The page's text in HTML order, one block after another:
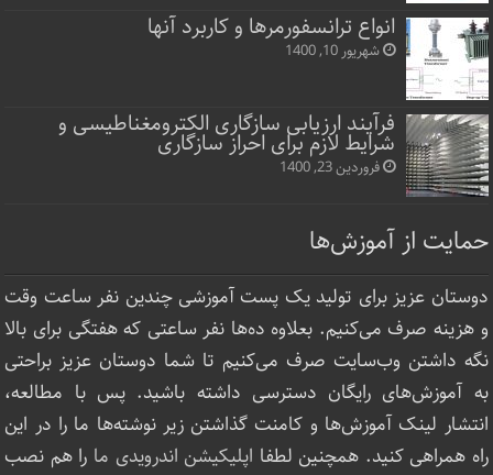
انواع ترانسفورمرها و کاربرد آنها
شهریور 10, 1400
فرآیند ارزیابی سازگاری الکترومغناطیسی و
شرایط لازم برای احراز سازگاری
فروردین 23, 1400
حمایت از آموزش‌ها
دوستان عزیز برای تولید یک پست آموزشی چندین نفر ساعت‌ وقت
و هزینه صرف می‌کنیم. بعلاوه ده‌ها نفر ساعتی که هفتگی برای بالا
نگه داشتن وب‌سایت صرف ‌می‌کنیم تا شما دوستان عزیز براحتی
به آموزش‌های رایگان دسترسی داشته باشید. پس با مطالعه،
انتشار لینک‌ آموزش‌ها و کامنت گذاشتن زیر نوشته‌‌ها ما را در این
راه همراهی کنید. همچنین لطفا اپلیکیشن اندرویدی ما را هم نصب